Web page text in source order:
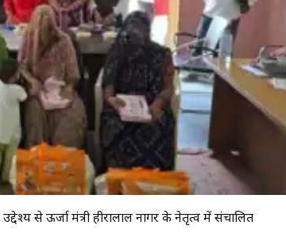
से ऊर्जा मंत्री हीरालाल नागर के नेतृत्व में संचालित